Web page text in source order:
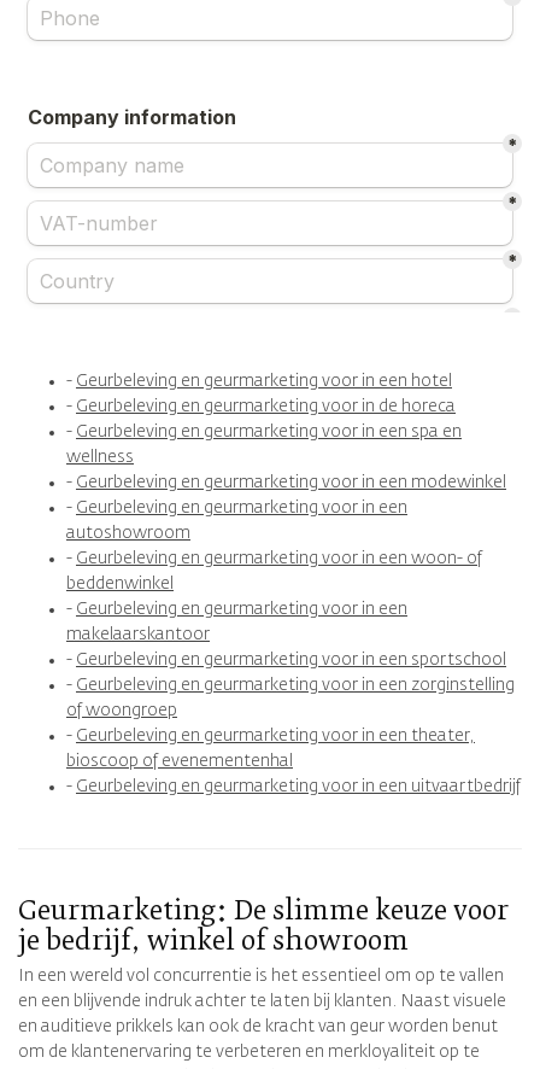
- Geurbeleving en geurmarketing voor in een hotel
- Geurbeleving en geurmarketing voor in de horeca
- Geurbeleving en geurmarketing voor in een spa en
wellness
- Geurbeleving en geurmarketing voor in een modewinkel
- Geurbeleving en geurmarketing voor in een
autoshowroom
- Geurbeleving en geurmarketing voor in een woon- of
beddenwinkel
- Geurbeleving en geurmarketing voor in een
makelaarskantoor
- Geurbeleving en geurmarketing voor in een sportschool
- Geurbeleving en geurmarketing voor in een zorginstelling
of woongroep
- Geurbeleving en geurmarketing voor in een theater,
bioscoop of evenementenhal
- Geurbeleving en geurmarketing voor in een uitvaartbedrijf
Geurmarketing: De slimme keuze voor
je bedrijf, winkel of showroom
In een wereld vol concurrentie is het essentieel om op te vallen
en een blijvende indruk achter te laten bij klanten. Naast visuele
en auditieve prikkels kan ook de kracht van geur worden benut
om de klantenervaring te verbeteren en merkloyaliteit op te